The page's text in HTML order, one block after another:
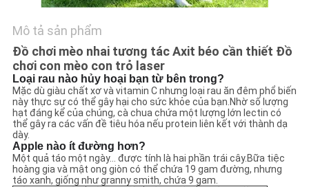
PRIVACY
POLICY
Mô tả sản phẩm
Đồ chơi mèo nhai tương tác Axit béo cần thiết Đồ
chơi con mèo con trỏ laser
Loại rau nào hủy hoại bạn từ bên trong?
Mặc dù giàu chất xơ và vitamin C nhưng loại rau ăn đêm phổ biến
này thực sự có thể gây hại cho sức khỏe của bạn.Nhờ số lượng
hạt đáng kể của chúng, cà chua chứa một lượng lớn lectin có
thể gây ra các vấn đề tiêu hóa nếu protein liên kết với thành dạ
dày.
Apple nào ít đường hơn?
Một quả táo một ngày… được tính là hai phần trái cây.Bữa tiệc
hoàng gia và mật ong giòn có thể chứa 19 gam đường, nhưng
táo xanh, giống như granny smith, chứa 9 gam.